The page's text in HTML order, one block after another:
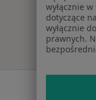
Więcej w
wyłącznie
dotyczące
wyłącznie
prawnych.